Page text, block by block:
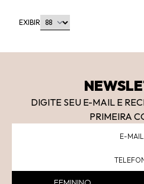
EXIBIR
DIGITE SEU E-MAIL E
PRIMEIRA